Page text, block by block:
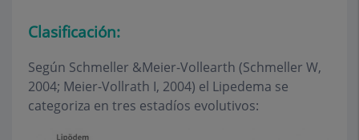
Clasificación:
Según Schmeller &Meier-Vollearth (Schmeller W,
2004; Meier-Vollrath I, 2004) el Lipedema se
categoriza en tres estadíos evolutivos: